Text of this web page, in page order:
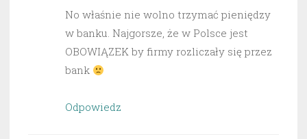
No właśnie nie wolno trzymać pieniędzy
w banku. Najgorsze, że w Polsce jest
OBOWIĄZEK by firmy rozliczały się przez
bank
Odpowiedz